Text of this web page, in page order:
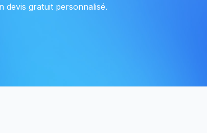
gratuit personnalisé.